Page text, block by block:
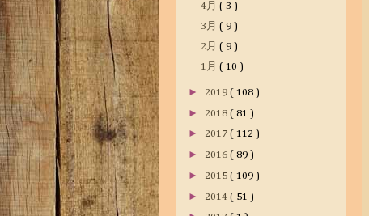
4月 ( 3 )
3月 ( 9 )
2月 ( 9 )
1月 ( 10 )
► 2019 ( 108 )
► 2018 ( 81 )
► 2017 ( 112 )
► 2016 ( 89 )
► 2015 ( 109 )
► 2014 ( 51 )